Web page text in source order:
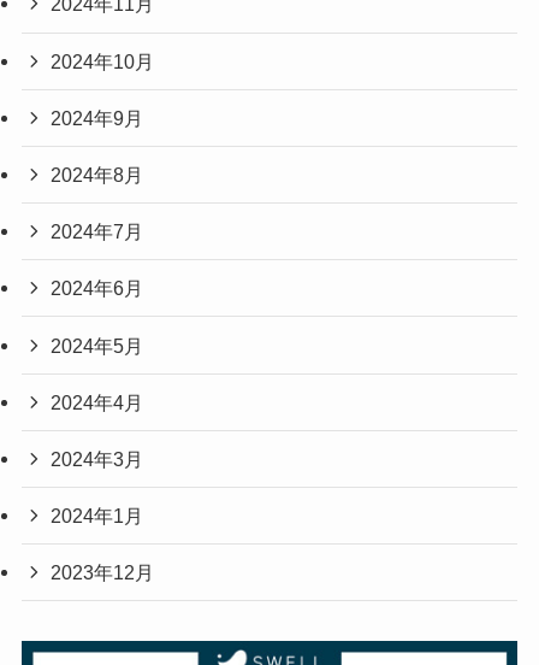
2024年10月
2024年9月
2024年8月
2024年7月
2024年6月
2024年5月
2024年4月
2024年3月
2024年1月
2023年12月